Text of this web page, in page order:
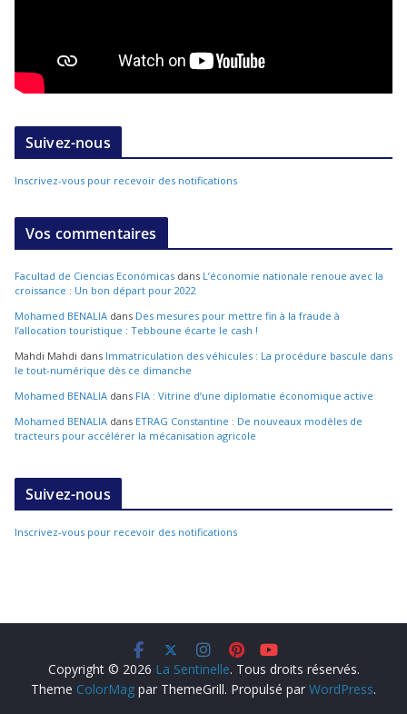
Suivez-nous
Inscrivez-vous pour recevoir des notifications
Vos commentaires
Facultad de Ciencias Económicas dans L’économie nationale renoue avec la
croissance : Un bon départ pour 2022
Mohamed BENALIA dans Des mesures pour mettre fin à la fraude à
l’allocation touristique : Tebboune écarte le cash !
Mahdi Mahdi dans Immatriculation des véhicules : La procédure bascule dans
le tout-numérique dès ce dimanche
Mohamed BENALIA dans FIA : Vitrine d’une diplomatie économique active
Mohamed BENALIA dans ETRAG Constantine : De nouveaux modèles de
tracteurs pour accélérer la mécanisation agricole
Suivez-nous
Inscrivez-vous pour recevoir des notifications
Copyright © 2026 La Sentinelle. Tous droits réservés.
Theme ColorMag par ThemeGrill. Propulsé par WordPress.